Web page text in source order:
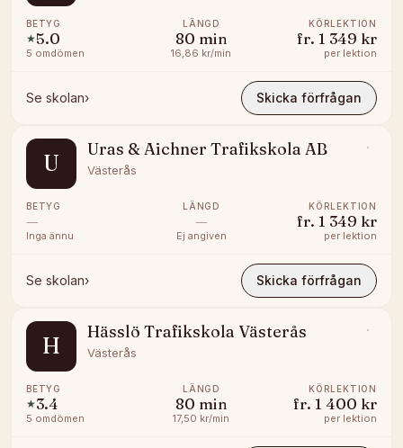
BETYG
★5.0
5 omdömen
LÄNGD
80 min
16,86 kr/min
KÖRLEKTION
fr. 1 349 kr
per lektion
Se skolan› Skicka förfrågan
U
Uras & Aichner Trafikskola AB
Västerås
BETYG
—
Inga ännu
LÄNGD
—
Ej angiven
KÖRLEKTION
fr. 1 349 kr
per lektion
Se skolan› Skicka förfrågan
H
Hässlö Trafikskola Västerås
Västerås
BETYG
★3.4
5 omdömen
LÄNGD
80 min
17,50 kr/min
KÖRLEKTION
fr. 1 400 kr
per lektion